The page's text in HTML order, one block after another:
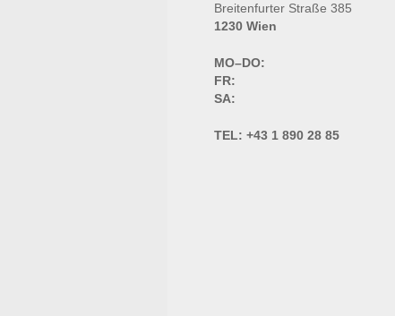
Breitenfurter Straße 385
1230 Wien
MO–DO:
FR:
SA:
TEL: +43 1 890 28 85